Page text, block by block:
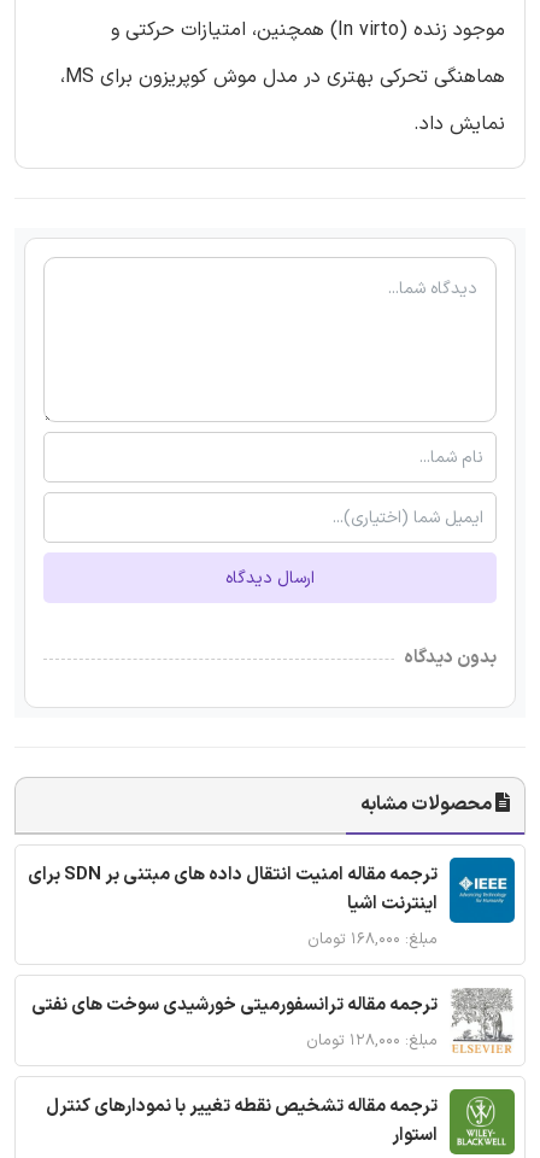
موجود زنده (In virto) همچنین، امتیازات حرکتی و
هماهنگی تحرکی بهتری در مدل موش کوپریزون برای MS،
نمایش داد.
ارسال دیدگاه
بدون دیدگاه
محصولات مشابه
ترجمه مقاله امنیت انتقال داده های مبتنی بر SDN برای
اینترنت اشیا
مبلغ: ۱۶۸,۰۰۰ تومان
ترجمه مقاله ترانسفورمیتی خورشیدی سوخت های نفتی
مبلغ: ۱۲۸,۰۰۰ تومان
ترجمه مقاله تشخیص نقطه تغییر با نمودارهای کنترل
استوار